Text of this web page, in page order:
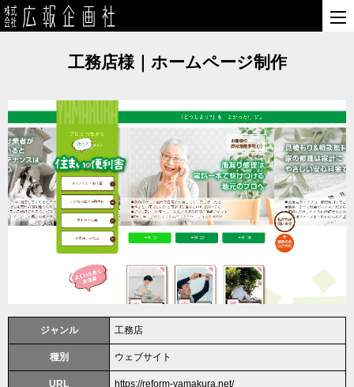
工務店様｜ホームページ制作
ジャンル 工務店
種別 ウェブサイト
URL https://reform-yamakura.net/